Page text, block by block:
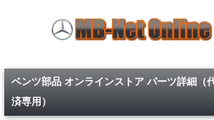
ベンツ部品 オンラインストア パーツ詳細（
済専用）